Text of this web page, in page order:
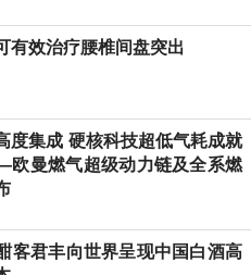
有效治疗腰椎间盘突出
度集成 硬核科技超低气耗成就
曼燃气超级动力链及全系燃
客君丰向世界呈现中国白酒高